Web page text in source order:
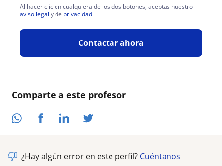
Comparte a este profesor
Al hacer clic en cualquiera de los dos botones, aceptas nuestro
aviso legal y de privacidad
Contactar ahora
¿Hay algún error en este perfil? Cuéntanos